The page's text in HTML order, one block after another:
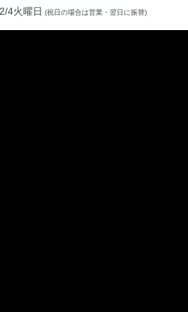
4火曜日 (祝日の場合は営業・翌日に振替)